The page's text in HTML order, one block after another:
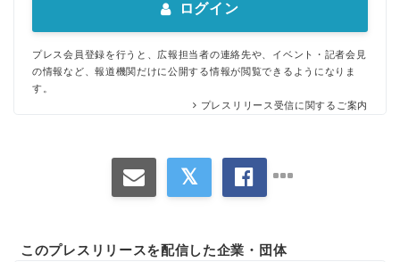
ログイン
プレス会員登録を行うと、広報担当者の連絡先や、イベント・記者会見
の情報など、報道機関だけに公開する情報が閲覧できるようになりま
す。
プレスリリース受信に関するご案内
このプレスリリースを配信した企業・団体